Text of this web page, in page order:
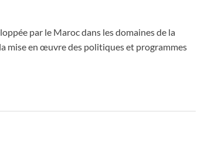
par le Maroc dans les domaines de la
mise en œuvre des politiques et programmes